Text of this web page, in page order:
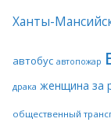
Ханты-
автобус автопожар
драка женщина за
общественный